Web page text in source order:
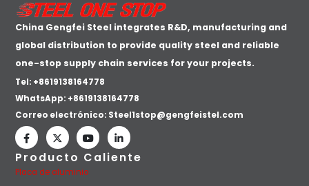
China Gengfei Steel integrates R&D, manufacturing and
global distribution to provide quality steel and reliable
one-stop supply chain services for your projects.
Tel: +8619138164778
WhatsApp: +8619138164778
Correo electrónico: Steel1stop@gengfeistel.com
Producto Caliente
Placa de aluminio